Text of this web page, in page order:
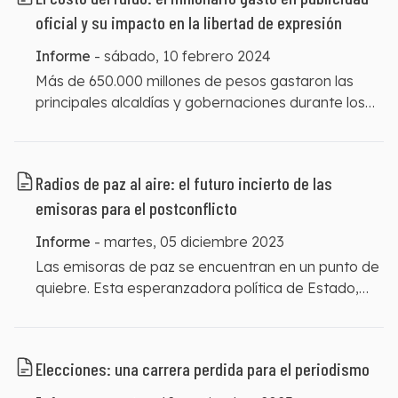
la precariedad y las brechas de infraestructura.
oficial y su impacto en la libertad de expresión
Informe - sábado, 10 febrero 2024
Más de 650.000 millones de pesos gastaron las
principales alcaldías y gobernaciones durante los
arranque de los mandatos, las autoridades de las
alcaldías y gobernaciones entrantes enfrentarán un
dinero de la publicidad oficial para informar a la
ciudadanía sobre su gestión o gastarlo en
promover su propia imagen y sus intereses
comunicación.
Radios de paz al aire: el futuro incierto de las
emisoras para el postconflicto
Informe - martes, 05 diciembre 2023
Las emisoras de paz se encuentran en un punto de
quiebre. Esta esperanzadora política de Estado,
retos profundos, como las amenazas en contra de
las emisoras que están en funcionamiento y la
Elecciones: una carrera perdida para el periodismo